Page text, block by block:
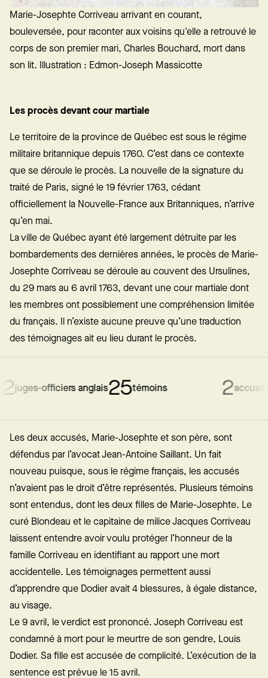
Marie-Josephte Corriveau arrivant en courant,
bouleversée, pour raconter aux voisins qu'elle a retrouvé le
corps de son premier mari, Charles Bouchard, mort dans
son lit. Illustration : Edmon-Joseph Massicotte
Les procès devant cour martiale
Le territoire de la province de Québec est sous le régime
militaire britannique depuis 1760. C’est dans ce contexte
que se déroule le procès. La nouvelle de la signature du
traité de Paris, signé le 19 février 1763, cédant
officiellement la Nouvelle-France aux Britanniques, n’arrive
qu’en mai.
La ville de Québec ayant été largement détruite par les
bombardements des dernières années, le procès de Marie-
Josephte Corriveau se déroule au couvent des Ursulines,
du 29 mars au 6 avril 1763, devant une cour martiale dont
les membres ont possiblement une compréhension limitée
du français. Il n’existe aucune preuve qu’une traduction
des témoignages ait eu lieu durant le procès.
officiers anglais25témoins accusés
Les deux accusés, Marie-Josephte et son père, sont
défendus par l’avocat Jean-Antoine Saillant. Un fait
nouveau puisque, sous le régime français, les accusés
n’avaient pas le droit d’être représentés. Plusieurs témoins
sont entendus, dont les deux filles de Marie-Josephte. Le
curé Blondeau et le capitaine de milice Jacques Corriveau
laissent entendre avoir voulu protéger l’honneur de la
famille Corriveau en identifiant au rapport une mort
accidentelle. Les témoignages permettent aussi
d’apprendre que Dodier avait 4 blessures, à égale distance,
au visage.
Le 9 avril, le verdict est prononcé. Joseph Corriveau est
condamné à mort pour le meurtre de son gendre, Louis
Dodier. Sa fille est accusée de complicité. L’exécution de la
sentence est prévue le 15 avril.